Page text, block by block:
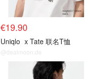
€19.90
Uniqlo x Tate 联名T恤
@dealmoon.de